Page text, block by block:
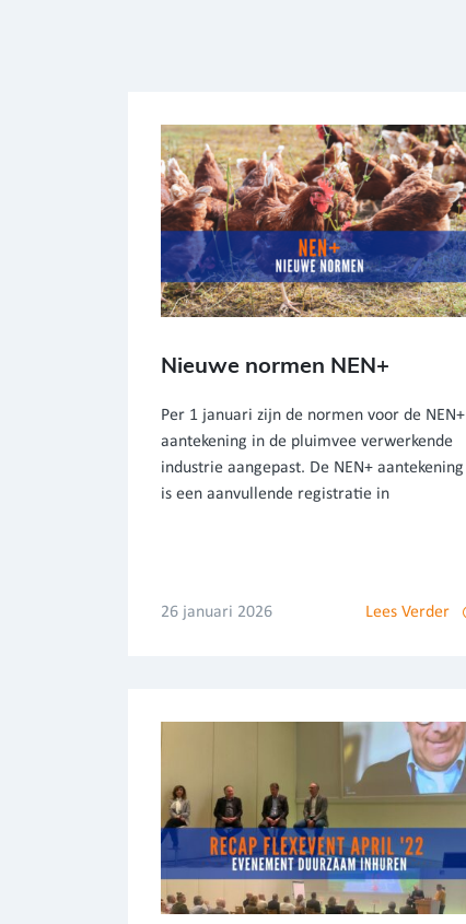
Nieuwe normen NEN+
Per 1 januari zijn de normen voor de NEN+
aantekening in de pluimvee verwerkende
industrie aangepast. De NEN+ aantekening
is een aanvullende registratie in
26 januari 2026 Lees Verder